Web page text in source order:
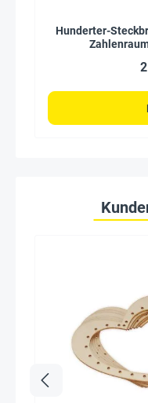
Hunderter-